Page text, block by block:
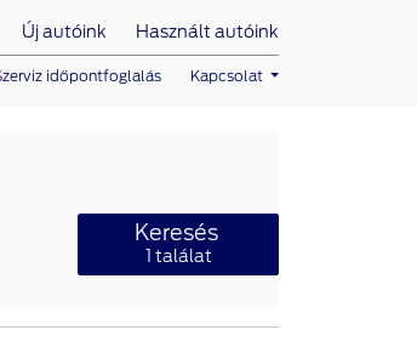
Új autóink Használt autóink
időpontfoglalás Kapcsolat
Keresés
1 találat